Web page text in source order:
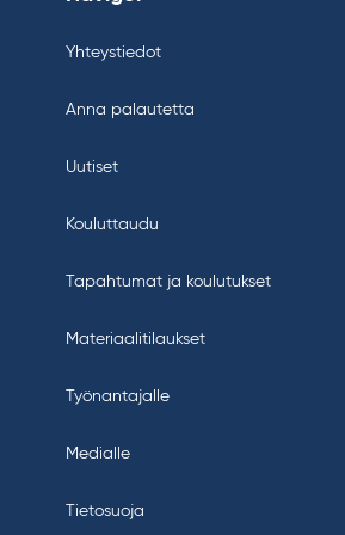
Yhteystiedot
Anna palautetta
Uutiset
Kouluttaudu
Tapahtumat ja koulutukset
Materiaalitilaukset
Työnantajalle
Medialle
Tietosuoja